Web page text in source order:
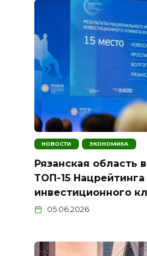
НОВОСТИ ЭКОНОМИКА
Рязанская область
ТОП-15 Нацрейтинга
инвестиционного
05.06.2026